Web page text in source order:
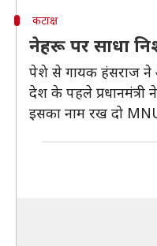
कटाक्ष
नेहरू पर साधा
पेशे से गायक हंसराज ने
देश के पहले
इसका नाम रख दो